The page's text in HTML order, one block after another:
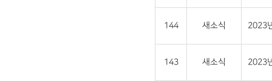
144 새소식 2023
143 새소식 2023